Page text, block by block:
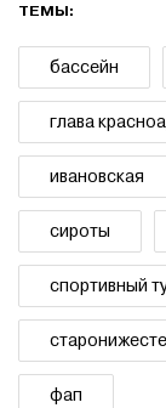
ТЕМЫ:
бассейн
глава
ивановская
сироты
спортивный
фап